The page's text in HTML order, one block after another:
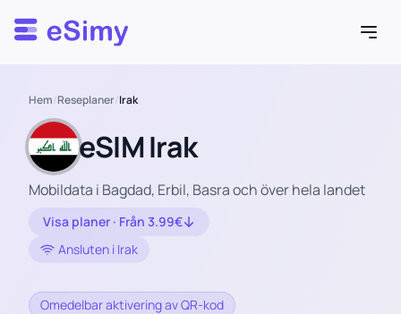
Esimy
Hem/Reseplaner/Irak
eSIM Irak
Mobildata i Bagdad, Erbil, Basra och över hela landet
Visa planer · Från 3.99€
Ansluten i Irak
Omedelbar aktivering av QR-kod